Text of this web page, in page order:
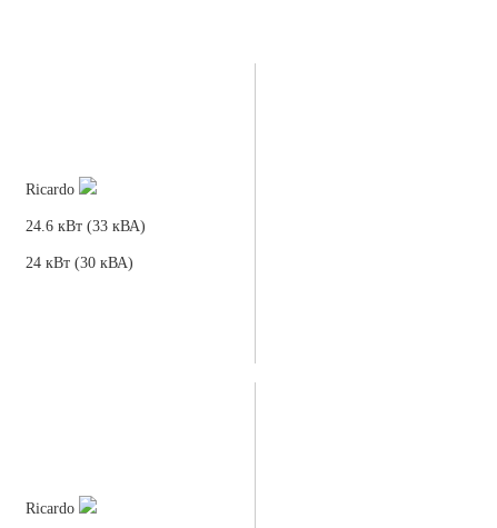
Ricardo
24.6 кВт (33 кВА)
24 кВт (30 кВА)
Ricardo